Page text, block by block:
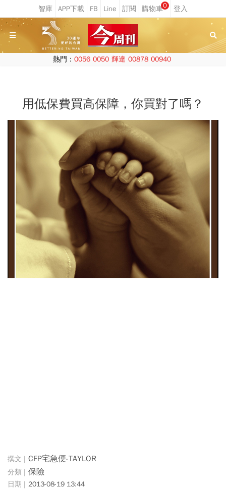
0
熱門： 0056 0050 輝達 00878 00940
用低保費買高保障，你買對了嗎？
CFP宅急便-TAYLOR
保險
2013-08-19 13:44